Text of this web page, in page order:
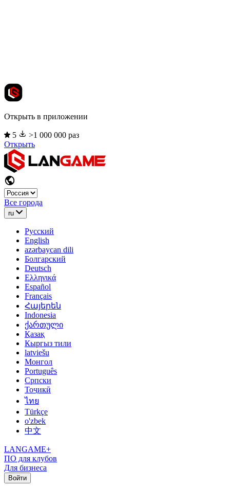
Открыть в приложении
5
>1 000 000 раз
Открыть
Все города
ru
Русский
English
azərbaycan dili
Болгарский
Deutsch
Ελληνικά
Español
Français
Հայերեն
Indonesia
ქართული
Қазақ
Кыргыз тили
latviešu
Монгол
Português
Српски
Тоҷикӣ
ไทย
Türkçe
o'zbek
中文
LANGAME+
ПО для клубов
Для бизнеса
Войти